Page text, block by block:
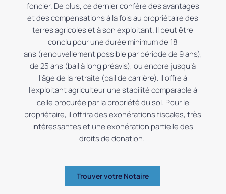
foncier. De plus, ce dernier confère des avantages
et des compensations à la fois au propriétaire des
terres agricoles et à son exploitant. Il peut être
conclu pour une durée minimum de 18
ans (renouvellement possible par période de 9 ans),
de 25 ans (bail à long préavis), ou encore jusqu’à
l’âge de la retraite (bail de carrière). Il offre à
l’exploitant agriculteur une stabilité comparable à
celle procurée par la propriété du sol. Pour le
propriétaire, il offrira des exonérations fiscales, très
intéressantes et une exonération partielle des
droits de donation.
Trouver votre Notaire